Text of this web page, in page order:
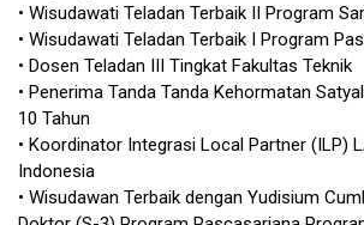
• Wisudawati Teladan Terbaik II Program
• Wisudawati Teladan Terbaik I Program
• Dosen Teladan III Tingkat Fakultas Teknik
• Penerima Tanda Tanda Kehormatan
10 Tahun
• Koordinator Integrasi Local Partner (ILP)
Indonesia
• Wisudawan Terbaik dengan Yudisium